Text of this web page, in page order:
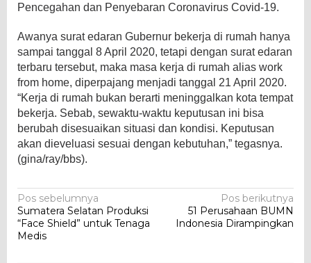
Pencegahan dan Penyebaran Coronavirus Covid-19.
Awanya surat edaran Gubernur bekerja di rumah hanya
sampai tanggal 8 April 2020, tetapi dengan surat edaran
terbaru tersebut, maka masa kerja di rumah alias work
from home, diperpajang menjadi tanggal 21 April 2020.
“Kerja di rumah bukan berarti meninggalkan kota tempat
bekerja. Sebab, sewaktu-waktu keputusan ini bisa
berubah disesuaikan situasi dan kondisi. Keputusan
akan dieveluasi sesuai dengan kebutuhan,” tegasnya.
(gina/ray/bbs).
Navigasi
pos
Pos sebelumnya
Sumatera Selatan Produksi
“Face Shield” untuk Tenaga
Medis
Pos berikutnya
51 Perusahaan BUMN
Indonesia Dirampingkan